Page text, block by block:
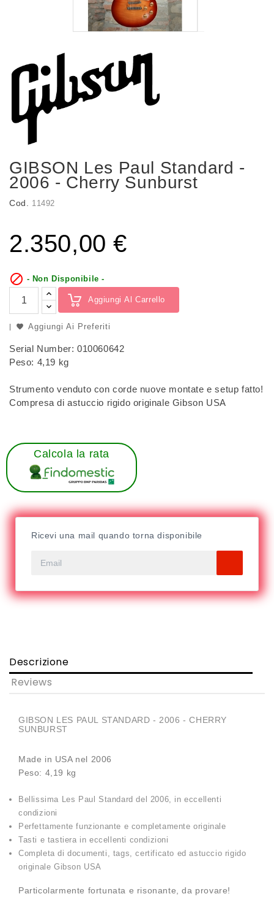
GIBSON Les Paul Standard -
2006 - Cherry Sunburst
Cod. 11492
2.350,00 €
 - Non Disponibile -
Aggiungi Al Carrello
Aggiungi Ai Preferiti
Serial Number: 010060642
Peso: 4,19 kg
Strumento venduto con corde nuove montate e setup fatto!
Compresa di astuccio rigido originale Gibson USA
Calcola la rata
Ricevi una mail quando torna disponibile
Descrizione
Reviews
GIBSON LES PAUL STANDARD - 2006 - CHERRY
SUNBURST
Made in USA nel 2006
Peso: 4,19 kg
Bellissima Les Paul Standard del 2006, in eccellenti
condizioni
Perfettamente funzionante e completamente originale
Tasti e tastiera in eccellenti condizioni
Completa di documenti, tags, certificato ed astuccio rigido
originale Gibson USA
Particolarmente fortunata e risonante, da provare!